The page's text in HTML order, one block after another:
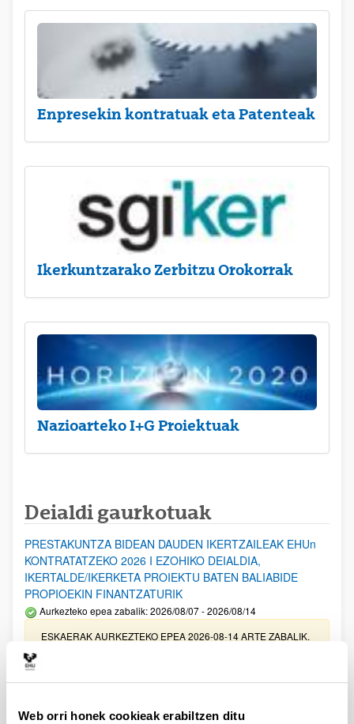
Web orri honek cookieak erabiltzen ditu
Enpresekin kontratuak eta Patenteak
Ikerkuntzarako Zerbitzu Orokorrak
Nazioarteko I+G Proiektuak
Deialdi gaurkotuak
PRESTAKUNTZA BIDEAN DAUDEN IKERTZAILEAK EHUn
KONTRATATZEKO 2026 I EZOHIKO DEIALDIA,
IKERTALDE/IKERKETA PROIEKTU BATEN BALIABIDE
PROPIOEKIN FINANTZATURIK
Aurkezteko epea zabalik: 2026/08/07 - 2026/08/14
ESKAERAK AURKEZTEKO EPEA 2026-08-14 ARTE ZABALIK.
UPV/EHUn Azpiegitura Zientifikoa eta Funts Bibliografikoak